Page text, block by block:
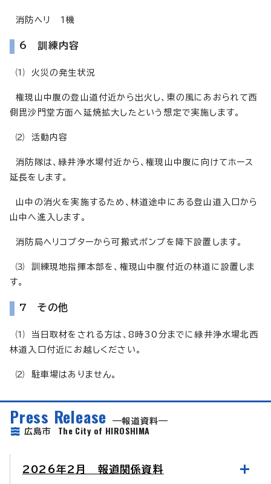
消防ヘリ 1機
6 訓練内容
⑴ 火災の発生状況
権現山中腹の登山道付近から出火し、東の風にあおられて西
側毘沙門堂方面へ延焼拡大したという想定で実施します。
⑵ 活動内容
消防隊は、緑井浄水場付近から、権現山中腹に向けてホース
延長をします。
山中の消火を実施するため、林道途中にある登山道入口から
山中へ進入します。
消防局ヘリコプターから可搬式ポンプを降下設置します。
⑶ 訓練現地指揮本部を、権現山中腹付近の林道に設置しま
す。
7 その他
⑴ 当日取材をされる方は、8時30分までに緑井浄水場北西
林道入口付近にお越しください。
⑵ 駐車場はありません。
Press Release
報道資料
広島市 The City of HIROSHIMA
2026年2月 報道関係資料